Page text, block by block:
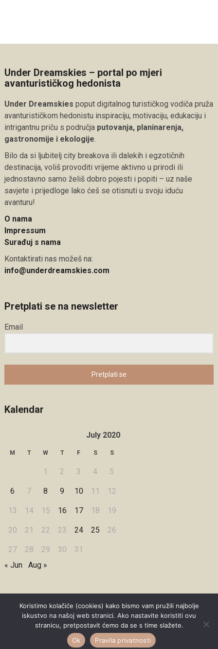
Under Dreamskies – portal po mjeri
avanturističkog hedonista
Under Dreamskies poput digitalnog turističkog vodiča pruža
avanturističkom hedonistu inspiraciju, motivaciju, edukaciju i
intrigantnu priču s područja putovanja, planinarenja,
gastronomije i ekologije.
Bilo da si ljubitelj city breakova ili dalekih i egzotičnih
destinacija, voliš provoditi vrijeme aktivno u prirodi ili
jednostavno samo želiš dobro pojesti i popiti – uz naše
savjete i prijedloge lako ćeš se otisnuti u svoju iduću
avanturu!
O nama
Impressum
Surađuj s nama
Kontaktirati nas možeš na:
info@underdreamskies.com
Pretplati se na newsletter
Email
Pretplati se
Kalendar
July 2020
M T W T F S S
1 2 3 4 5
6 7 8 9 10 11 12
13 14 15 16 17 18 19
20 21 22 23 24 25 26
27 28 29 30
31
« Jun
Aug »
Copyright © 2026 Under Dreamskies
Designed by WPZOOM
Koristimo kolačiće (cookies) kako bismo vam pružili najbolje
iskustvo na našoj web stranici. Ako nastavite koristiti ovu
stranicu, pretpostavit ćemo da se s time slažete.
Ok
Pravila privatnosti